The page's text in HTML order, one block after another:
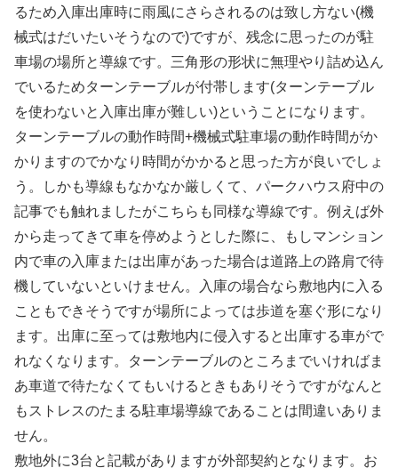
るため入庫出庫時に雨風にさらされるのは致し方ない(機
械式はだいたいそうなので)ですが、残念に思ったのが駐
車場の場所と導線です。三角形の形状に無理やり詰め込ん
でいるためターンテーブルが付帯します(ターンテーブル
を使わないと入庫出庫が難しい)ということになります。
ターンテーブルの動作時間+機械式駐車場の動作時間がか
かりますのでかなり時間がかかると思った方が良いでしょ
う。しかも導線もなかなか厳しくて、パークハウス府中の
記事でも触れましたがこちらも同様な導線です。例えば外
から走ってきて車を停めようとした際に、もしマンション
内で車の入庫または出庫があった場合は道路上の路肩で待
機していないといけません。入庫の場合なら敷地内に入る
こともできそうですが場所によっては歩道を塞ぐ形になり
ます。出庫に至っては敷地内に侵入すると出庫する車がで
れなくなります。ターンテーブルのところまでいければま
あ車道で待たなくてもいけるときもありそうですがなんと
もストレスのたまる駐車場導線であることは間違いありま
せん。
敷地外に3台と記載がありますが外部契約となります。お